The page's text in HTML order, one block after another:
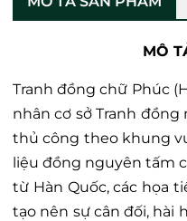
MÔ
Tranh đồng chữ Phúc
nhân cơ sở Tranh
thủ công theo khung
liệu đồng nguyên tấm
từ Hàn Quốc, các họa
tạo nên sự cân đối, hài